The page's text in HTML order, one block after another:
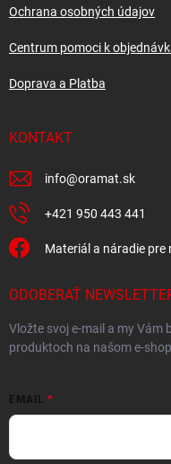
Ochrana osobných údajov
Centrum pomoci k
Doprava a Platba
KONTAKT
info@oramat.sk
+421 950 443 441
Materiál a náradie pre
ODOBERAŤ
Vložte svoj e-mail a my Vám
produktoch na našom e-
EMAIL